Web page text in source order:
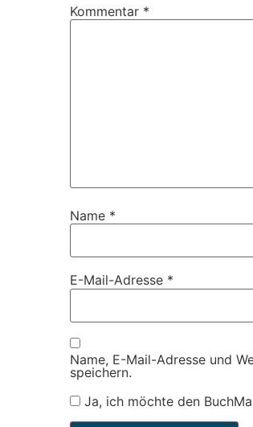
Kommentar *
Name *
E-Mail-Adresse *
Name, E-Mail-Adresse und
speichern.
Ja, ich möchte den